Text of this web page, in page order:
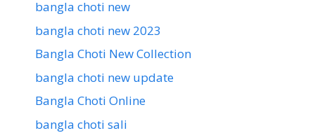
bangla choti new
bangla choti new 2023
Bangla Choti New Collection
bangla choti new update
Bangla Choti Online
bangla choti sali